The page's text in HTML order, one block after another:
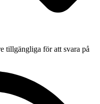
tillgängliga för att svara på